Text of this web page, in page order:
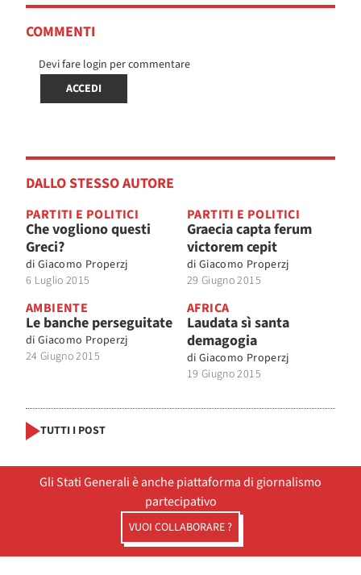
COMMENTI
Devi fare login per commentare
ACCEDI
DALLO STESSO AUTORE
PARTITI E POLITICI
Che vogliono questi
Greci?
di Giacomo Properzj
6 Luglio 2015
PARTITI E POLITICI
Graecia capta ferum
victorem cepit
di Giacomo Properzj
29 Giugno 2015
AMBIENTE
Le banche perseguitate
di Giacomo Properzj
24 Giugno 2015
AFRICA
Laudata sì santa
demagogia
di Giacomo Properzj
19 Giugno 2015
TUTTI I POST
Gli Stati Generali è anche piattaforma di giornalismo
partecipativo
VUOI COLLABORARE ?